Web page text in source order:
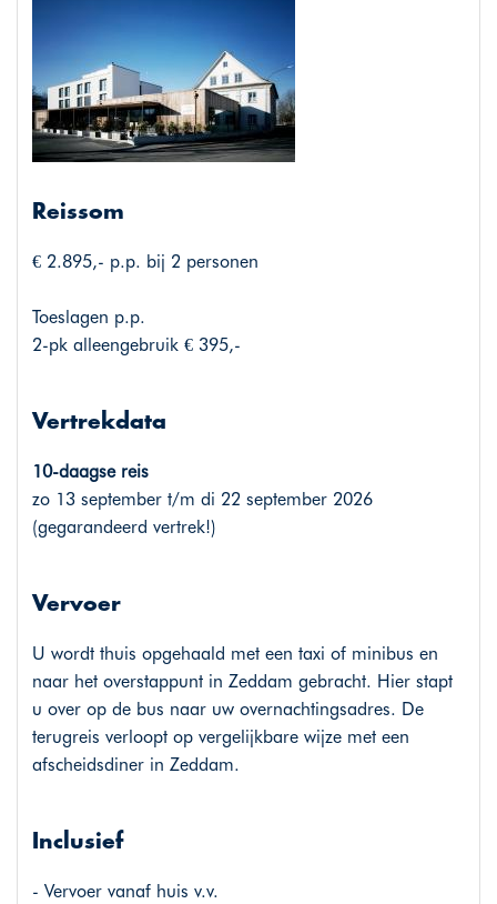
Reissom
€ 2.895,- p.p. bij 2 personen
Toeslagen p.p.
2-pk alleengebruik € 395,-
Vertrekdata
10-daagse reis
zo 13 september t/m di 22 september 2026
(gegarandeerd vertrek!)
Vervoer
U wordt thuis opgehaald met een taxi of minibus en
naar het overstappunt in Zeddam gebracht. Hier stapt
u over op de bus naar uw overnachtingsadres. De
terugreis verloopt op vergelijkbare wijze met een
afscheidsdiner in Zeddam.
Inclusief
- Vervoer vanaf huis v.v.